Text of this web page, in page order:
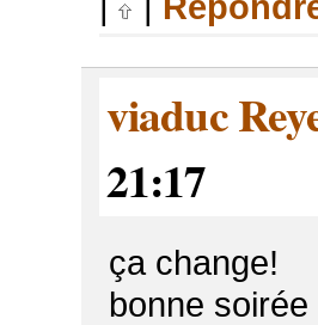
viaduc
21:17
ça change!
bonne